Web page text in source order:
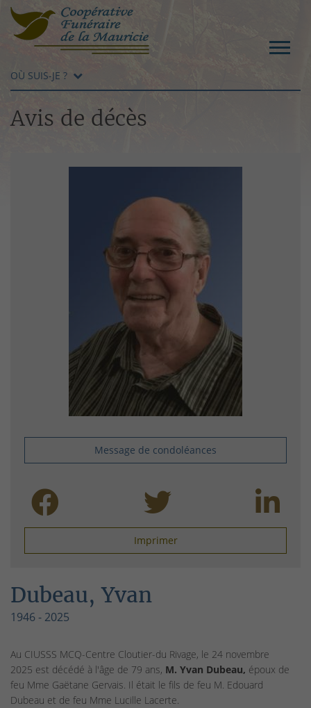
OÙ SUIS-JE ?
Avis de décès
Message de condoléances
Imprimer
Dubeau, Yvan
1946 - 2025
Au CIUSSS MCQ-Centre Cloutier-du Rivage, le 24 novembre
2025 est décédé à l'âge de 79 ans, M. Yvan Dubeau, époux de
feu Mme Gaëtane Gervais. Il était le fils de feu M. Edouard
Dubeau et de feu Mme Lucille Lacerte.